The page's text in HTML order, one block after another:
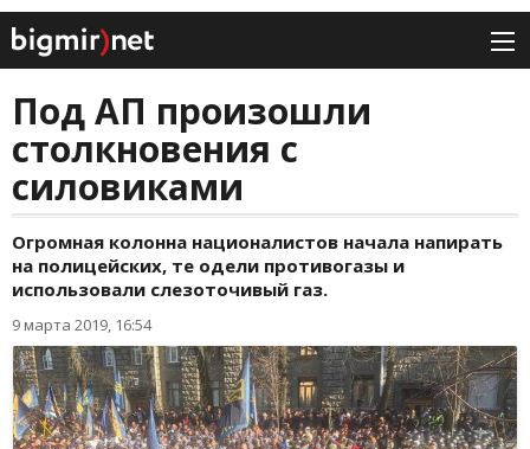
Под АП произошли
столкновения с
силовиками
Огромная колонна националистов начала напирать
на полицейских, те одели противогазы и
использовали слезоточивый газ.
9 марта 2019, 16:54